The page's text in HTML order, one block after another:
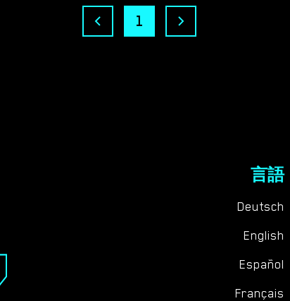
村から一人の犠牲が捧げられました。このいわゆ
る「チャンピオン」は、村の長老たちの寿命を延
1
言語
Deutsch
English
Español
Français